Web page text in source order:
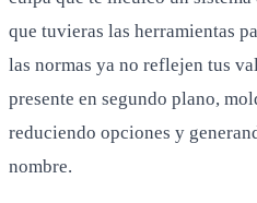
que tuvieras las herramientas
las normas ya no reflejen tus
presente en segundo plano,
reduciendo opciones y
nombre.